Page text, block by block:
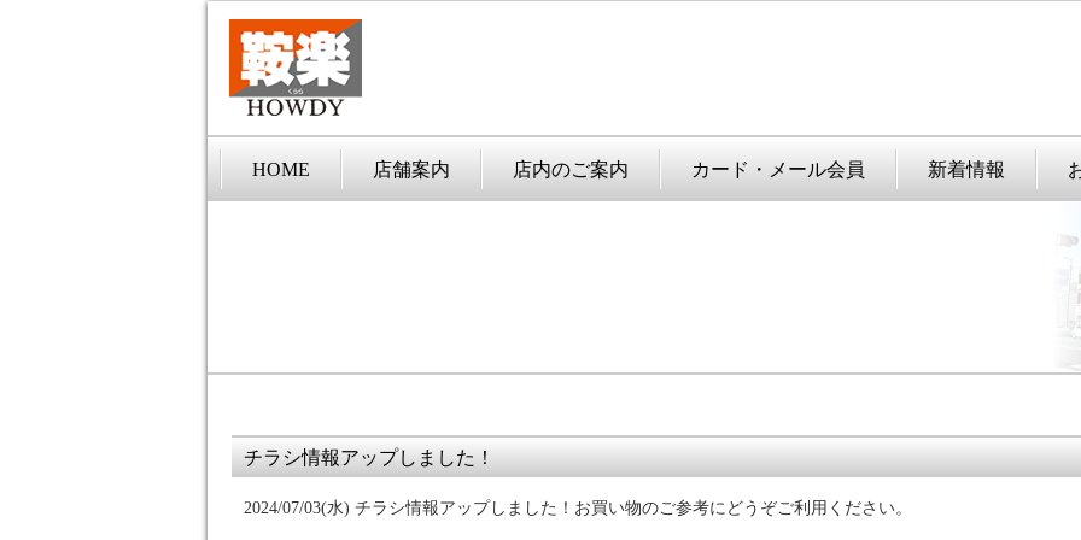
HOME 店舗案内 店内のご案内 カード・メール会員 新着情報
チラシ情報アップしました！
2024/07/03(水) チラシ情報アップしました！ お買い物のご参考にどうぞご利用ください。